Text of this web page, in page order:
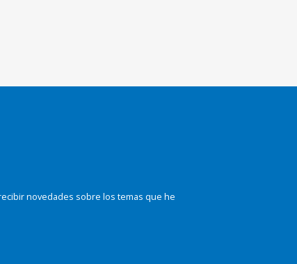
novedades sobre los temas que he